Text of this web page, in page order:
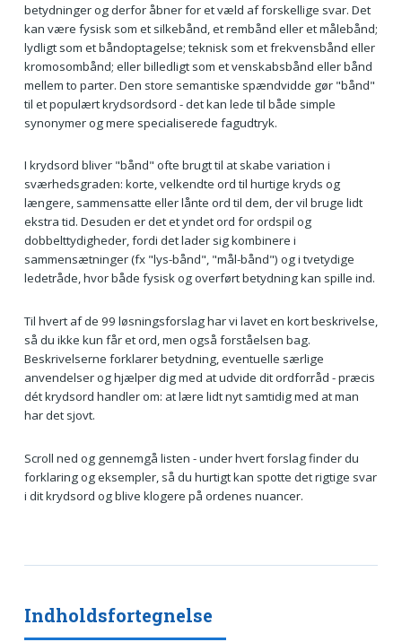
betydninger og derfor åbner for et væld af forskellige svar. Det
kan være fysisk som et silkebånd, et rembånd eller et målebånd;
lydligt som et båndoptagelse; teknisk som et frekvensbånd eller
kromosombånd; eller billedligt som et venskabsbånd eller bånd
mellem to parter. Den store semantiske spændvidde gør "bånd"
til et populært krydsordsord - det kan lede til både simple
synonymer og mere specialiserede fagudtryk.
I krydsord bliver "bånd" ofte brugt til at skabe variation i
sværhedsgraden: korte, velkendte ord til hurtige kryds og
længere, sammensatte eller lånte ord til dem, der vil bruge lidt
ekstra tid. Desuden er det et yndet ord for ordspil og
dobbelttydigheder, fordi det lader sig kombinere i
sammensætninger (fx "lys-bånd", "mål-bånd") og i tvetydige
ledetråde, hvor både fysisk og overført betydning kan spille ind.
Til hvert af de 99 løsningsforslag har vi lavet en kort beskrivelse,
så du ikke kun får et ord, men også forståelsen bag.
Beskrivelserne forklarer betydning, eventuelle særlige
anvendelser og hjælper dig med at udvide dit ordforråd - præcis
dét krydsord handler om: at lære lidt nyt samtidig med at man
har det sjovt.
Scroll ned og gennemgå listen - under hvert forslag finder du
forklaring og eksempler, så du hurtigt kan spotte det rigtige svar
i dit krydsord og blive klogere på ordenes nuancer.
Indholdsfortegnelse